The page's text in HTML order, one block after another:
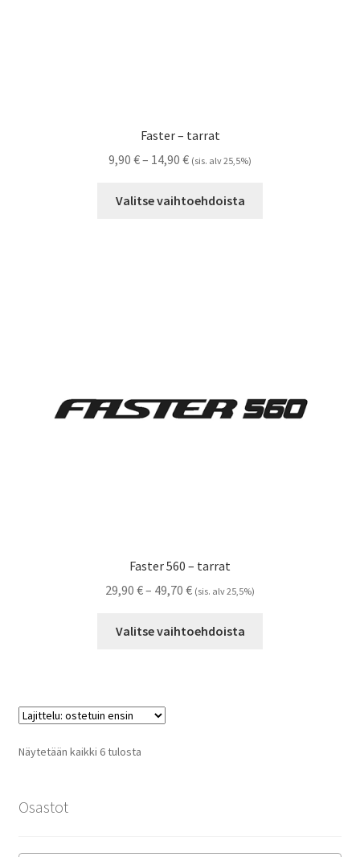
Faster – tarrat
9,90 €– 14,90 €Hintaluokka:
-
(sis. alv 25,5%)
Valitse vaihtoehdoista
Faster 560 – tarrat
29,90 €– 49,70 €Hintaluokka:
-
(sis. alv 25,5%)
Valitse vaihtoehdoista
Näytetään kaikki 6 tulostaSuosituimmat
Osastot